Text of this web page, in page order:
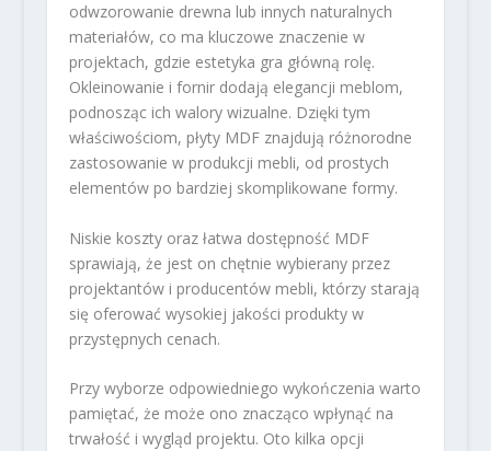
odwzorowanie drewna lub innych naturalnych
materiałów, co ma kluczowe znaczenie w
projektach, gdzie estetyka gra główną rolę.
Okleinowanie i fornir dodają elegancji meblom,
podnosząc ich walory wizualne. Dzięki tym
właściwościom, płyty MDF znajdują różnorodne
zastosowanie w produkcji mebli, od prostych
elementów po bardziej skomplikowane formy.
Niskie koszty oraz łatwa dostępność MDF
sprawiają, że jest on chętnie wybierany przez
projektantów i producentów mebli, którzy starają
się oferować wysokiej jakości produkty w
przystępnych cenach.
Przy wyborze odpowiedniego wykończenia warto
pamiętać, że może ono znacząco wpłynąć na
trwałość i wygląd projektu. Oto kilka opcji